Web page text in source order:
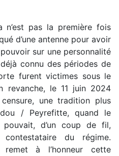
n’est pas la première fois
d’une antenne pour avoir
sur une personnalité
connu des périodes de
furent victimes sous le
revanche, le 11 juin 2024
une tradition plus
/ Peyrefitte, quand le
pouvait, d’un coup de fil,
du régime.
remet à l’honneur cette